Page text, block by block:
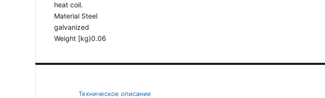
heat coil.
Material Steel
galvanized
Weight [kg)0.06
Техническое описание